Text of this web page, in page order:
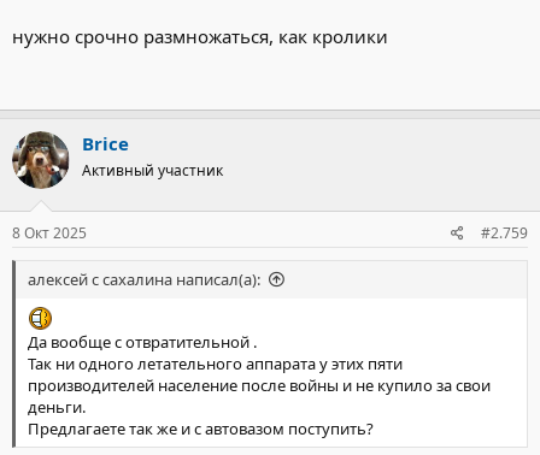
нужно срочно размножаться, как кролики
Brice
Активный участник
8 Окт 2025 #2.759
алексей с сахалина написал(а):
Да вообще с отвратительной .
Так ни одного летательного аппарата у этих пяти
производителей население после войны и не купило за свои
деньги.
Предлагаете так же и с автовазом поступить?